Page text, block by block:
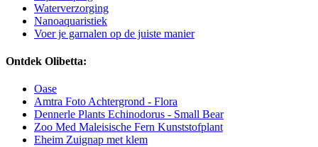
Waterverzorging
Nanoaquaristiek
Voer je garnalen op de juiste manier
Ontdek Olibetta:
Oase
Amtra Foto Achtergrond - Flora
Dennerle Plants Echinodorus - Small Bear
Zoo Med Maleisische Fern Kunststofplant
Eheim Zuignap met klem